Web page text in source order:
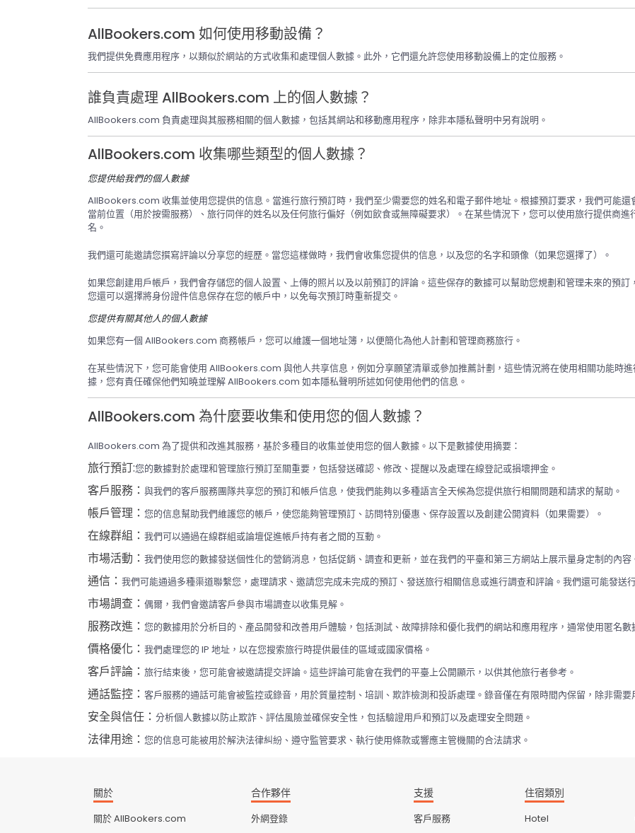
AllBookers.com 如何使用移動設備？
我們提供免費應用程序，以類似於網站的方式收集和處理個人數據。此外，它們還允許您使用移動設備上的定位服務。
誰負責處理 AllBookers.com 上的個人數據？
AllBookers.com 負責處理與其服務相關的個人數據，包括其網站和移動應用程序，除非本隱私聲明中另有說明。
AllBookers.com 收集哪些類型的個人數據？
您提供給我們的個人數據
AllBookers.com 收集並使用您提供的信息。當進行旅行預訂時，我們至少需要您的姓名和電子郵件地址。根據預訂要求，我們可能還
當前位置（用於按需服務）、旅行同伴的姓名以及任何旅行偏好（例如飲食或無障礙要求）。在某些情況下，您可以使用旅行提供商
名。
我們還可能邀請您撰寫評論以分享您的經歷。當您這樣做時，我們會收集您提供的信息，以及您的名字和頭像（如果您選擇了）。
如果您創建用戶帳戶，我們會存儲您的個人設置、上傳的照片以及以前預訂的評論。這些保存的數據可以幫助您規劃和管理未來的預
您還可以選擇將身份證件信息保存在您的帳戶中，以免每次預訂時重新提交。
您提供有關其他人的個人數據
如果您有一個 AllBookers.com 商務帳戶，您可以維護一個地址簿，以便簡化為他人計劃和管理商務旅行。
在某些情況下，您可能會使用 AllBookers.com 與他人共享信息，例如分享願望清單或參加推薦計劃，這些情況將在使用相關功能時
據，您有責任確保他們知曉並理解 AllBookers.com 如本隱私聲明所述如何使用他們的信息。
AllBookers.com 為什麼要收集和使用您的個人數據？
AllBookers.com 為了提供和改進其服務，基於多種目的收集並使用您的個人數據。以下是數據使用摘要：
旅行預訂:您的數據對於處理和管理旅行預訂至關重要，包括發送確認、修改、提醒以及處理在線登記或損壞押金。
客戶服務： 與我們的客戶服務團隊共享您的預訂和帳戶信息，使我們能夠以多種語言全天候為您提供旅行相關問題和請求的幫助。
帳戶管理： 您的信息幫助我們維護您的帳戶，使您能夠管理預訂、訪問特別優惠、保存設置以及創建公開資料（如果需要）。
在線群組： 我們可以通過在線群組或論壇促進帳戶持有者之間的互動。
市場活動： 我們使用您的數據發送個性化的營銷消息，包括促銷、調查和更新，並在我們的平臺和第三方網站上展示量身定制的內容
通信： 我們可能通過多種渠道聯繫您，處理請求、邀請您完成未完成的預訂、發送旅行相關信息或進行調查和評論。我們還可能發送
市場調查： 偶爾，我們會邀請客戶參與市場調查以收集見解。
服務改進： 您的數據用於分析目的、產品開發和改善用戶體驗，包括測試、故障排除和優化我們的網站和應用程序，通常使用匿名數
價格優化： 我們處理您的 IP 地址，以在您搜索旅行時提供最佳的區域或國家價格。
客戶評論： 旅行結束後，您可能會被邀請提交評論。這些評論可能會在我們的平臺上公開顯示，以供其他旅行者參考。
通話監控： 客戶服務的通話可能會被監控或錄音，用於質量控制、培訓、欺詐檢測和投訴處理。錄音僅在有限時間內保留，除非需要
安全與信任： 分析個人數據以防止欺詐、評估風險並確保安全性，包括驗證用戶和預訂以及處理安全問題。
法律用途： 您的信息可能被用於解決法律糾紛、遵守監管要求、執行使用條款或響應主管機關的合法請求。
關於
關於 AllBookers.com
合作夥伴
外網登錄
支援
客戶服務
住宿類別
Hotel